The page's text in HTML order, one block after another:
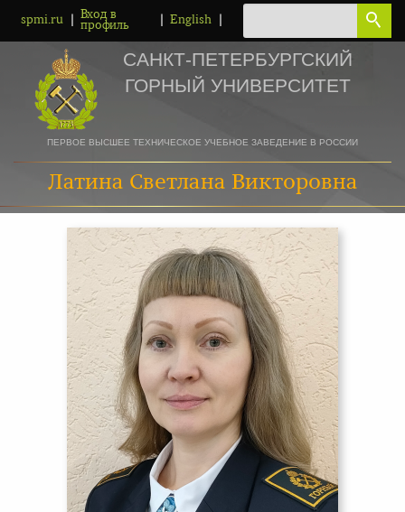
spmi.ru
Вход в
профиль
English
САНКТ-ПЕТЕРБУРГСКИЙ
ГОРНЫЙ УНИВЕРСИТЕТ
ПЕРВОЕ ВЫСШЕЕ ТЕХНИЧЕСКОЕ УЧЕБНОЕ ЗАВЕДЕНИЕ В РОССИИ
Латина Светлана Викторовна